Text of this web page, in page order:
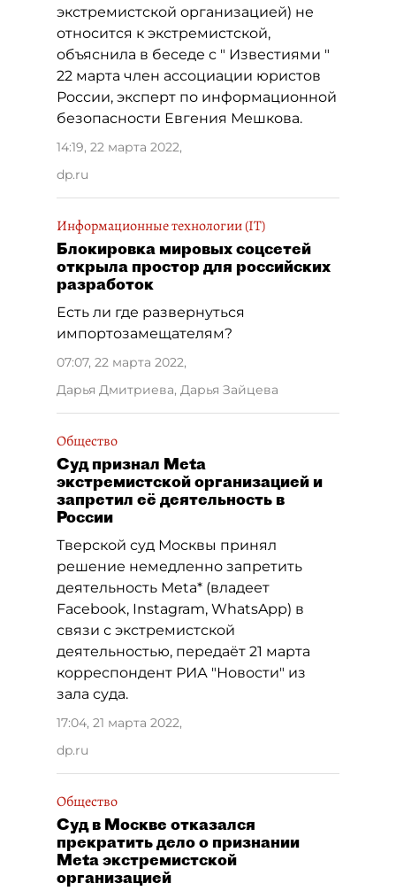
экстремистской организацией) не
относится к экстремистской,
объяснила в беседе с " Известиями "
22 марта член ассоциации юристов
России, эксперт по информационной
безопасности Евгения Мешкова.
14:19, 22 марта 2022,
dp.ru
Информационные технологии (IT)
Блокировка мировых соцсетей
открыла простор для российских
разработок
Есть ли где развернуться
импортозамещателям?
07:07, 22 марта 2022,
Дарья Дмитриева, Дарья Зайцева
Общество
Суд признал Meta
экстремистской организацией и
запретил её деятельность в
России
Тверской суд Москвы принял
решение немедленно запретить
деятельность Meta* (владеет
Facebook, Instagram, WhatsApp) в
связи с экстремистской
деятельностью, передаёт 21 марта
корреспондент РИА "Новости" из
зала суда.
17:04, 21 марта 2022,
dp.ru
Общество
Суд в Москве отказался
прекратить дело о признании
Meta экстремистской
организацией